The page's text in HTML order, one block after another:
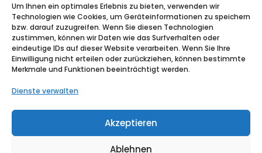
Um Ihnen ein optimales Erlebnis zu bieten, verwenden wir
Technologien wie Cookies, um Geräteinformationen zu speichern
bzw. darauf zuzugreifen. Wenn Sie diesen Technologien
zustimmen, können wir Daten wie das Surfverhalten oder
eindeutige IDs auf dieser Website verarbeiten. Wenn Sie Ihre
Einwilligung nicht erteilen oder zurückziehen, können bestimmte
Merkmale und Funktionen beeinträchtigt werden.
Dienste verwalten
Akzeptieren
Ablehnen
molestie. Donec risus nulla, fringilla a rhoncus
vitae, semper a massa. Vivamus ullamcorper,
enim sit amet consequat laoreet, tortor tortor
dictum urna, ut egestas urna ipsum nec libero.
Nulla justo leo, molestie vel tempor nec, egestas
at massa. Aenean pulvinar, felis porttitor iaculis
pulvinar, odio orci sodales odio, ac pulvinar felis
© Copyright © 2025 Medekon Krankenfahrten. Alle Rechte